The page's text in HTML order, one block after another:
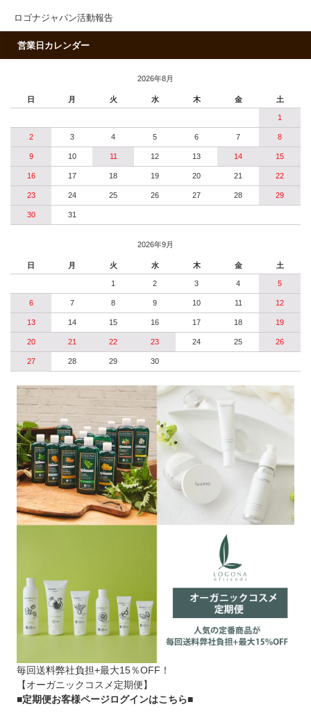
ロゴナジャパン活動報告
営業日カレンダー
2026年8月
日 月 火 水 木 金 土
1
2 3 4 5 6 7 8
9 10 11 12 13 14 15
16 17 18 19 20 21 22
23 24 25 26 27 28 29
30 31
2026年9月
日 月 火 水 木 金 土
1 2 3 4 5
6 7 8 9 10 11 12
13 14 15 16 17 18 19
20 21 22 23 24 25 26
27 28 29 30
毎回送料弊社負担+最大15％OFF！
【オーガニックコスメ定期便】
■定期便お客様ページログインはこちら■